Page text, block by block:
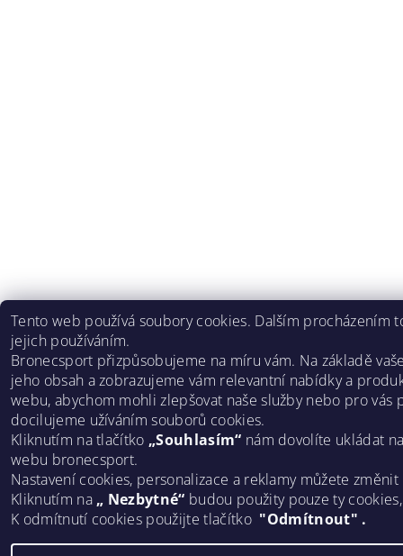
Tento web používá soubory cookies. Dalším procházením
jejich používáním.
Bronecsport přizpůsobujeme na míru vám. Na základě
jeho obsah a zobrazujeme vám relevantní nabídky a
webu, abychom mohli zlepšovat naše služby nebo pro vás
docilujeme užíváním souborů cookies.
Kliknutím na tlačítko „Souhlasím“ nám dovolíte ukládat
webu bronecsport.
Nastavení cookies, personalizace a reklamy můžete
Kliknutím na „ Nezbytné“ budou použity pouze ty
K odmítnutí cookies použijte tlačítko "Odmítnout" .